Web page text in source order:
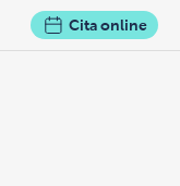
Cita online